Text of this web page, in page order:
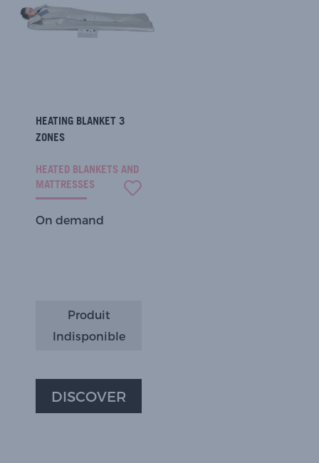
HEATING BLANKET 3
ZONES
HEATED BLANKETS AND
MATTRESSES
On demand
Produit
Indisponible
DISCOVER